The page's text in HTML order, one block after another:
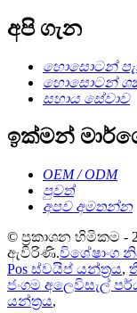
අපි ගැන
හොසොටන්
හොසොටන්
සහාය සේවාව
ඉක්මන්
OEM / ODM
පුවත්
අපව අමතන්න
© ප්‍රකාශන හිමිකම -
ඇවිරිණි.විශේෂාංග
Pos ස්වයිප් යන්ත්‍රය,
ජංගම අලෙවිසැල්
යන්ත්‍රය,